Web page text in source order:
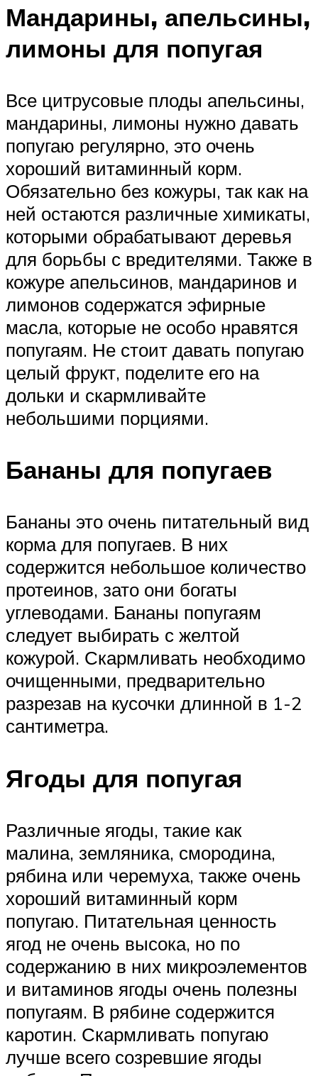
Мандарины, апельсины,
лимоны для попугая
Все цитрусовые плоды апельсины,
мандарины, лимоны нужно давать
попугаю регулярно, это очень
хороший витаминный корм.
Обязательно без кожуры, так как на
ней остаются различные химикаты,
которыми обрабатывают деревья
для борьбы с вредителями. Также в
кожуре апельсинов, мандаринов и
лимонов содержатся эфирные
масла, которые не особо нравятся
попугаям. Не стоит давать попугаю
целый фрукт, поделите его на
дольки и скармливайте
небольшими порциями.
Бананы для попугаев
Бананы это очень питательный вид
корма для попугаев. В них
содержится небольшое количество
протеинов, зато они богаты
углеводами. Бананы попугаям
следует выбирать с желтой
кожурой. Скармливать необходимо
очищенными, предварительно
разрезав на кусочки длинной в 1-2
сантиметра.
Ягоды для попугая
Различные ягоды, такие как
малина, земляника, смородина,
рябина или черемуха, также очень
хороший витаминный корм
попугаю. Питательная ценность
ягод не очень высока, но по
содержанию в них микроэлементов
и витаминов ягоды очень полезны
попугаям. В рябине содержится
каротин. Скармливать попугаю
лучше всего созревшие ягоды